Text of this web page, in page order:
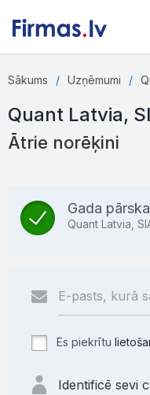
Sākums Uzņēmumi
Quant Latvia,
Ātrie norēķini
Gada
Quant Latvia,
Es piekrītu
Identificē sevi